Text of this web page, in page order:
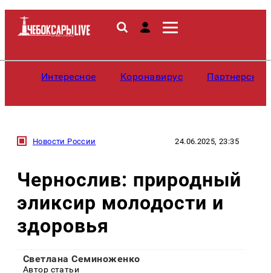
Интересное Коронавирус
Новости России 24.06.2025, 23:35
Чернослив: природный
эликсир молодости и
здоровья
Светлана Семиноженко
Автор статьи